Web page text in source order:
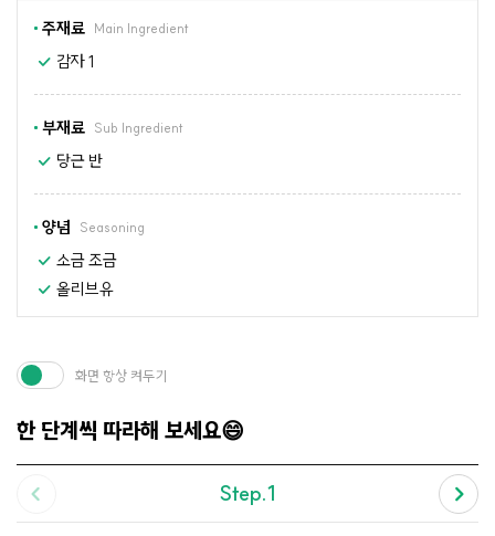
주재료 Main Ingredient
감자 1
부재료 Sub Ingredient
당근 반
양념 Seasoning
소금 조금
올리브유
한 단계씩 따라해 보세요😄
화면 항상 켜두기
Step.1